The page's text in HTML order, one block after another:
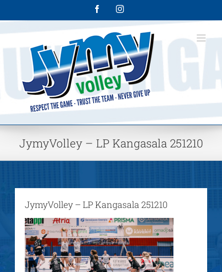
FacebookInstagram
JymyVolley – LP Kangasala 251210
JymyVolley – LP Kangasala 251210